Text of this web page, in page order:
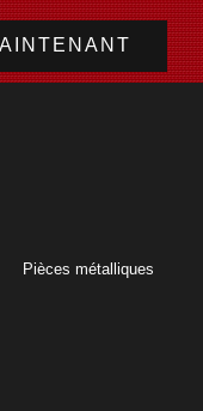
Pièces métalliques